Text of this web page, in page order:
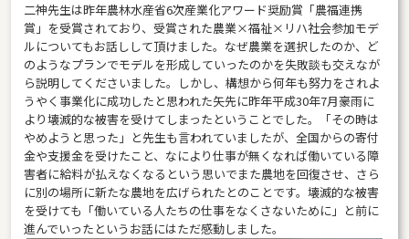
二神先生は昨年農林水産省6次産業化アワード奨励賞「農福連携
賞」を受賞されており、受賞された農業×福祉×リハ社会参加モデ
ルについてもお話しして頂けました。なぜ農業を選択したのか、ど
のようなプランでモデルを形成していったのかを失敗談も交えなが
ら説明してくださいました。しかし、構想から何年も努力をされよ
うやく事業化に成功したと思われた矢先に昨年平成30年7月豪雨に
より壊滅的な被害を受けてしまったということでした。「その時は
やめようと思った」と先生も言われていましたが、全国からの寄付
金や支援金を受けたこと、なにより仕事が無くなれば働いている障
害者に給料が払えなくなるという思いでまた農地を回復させ、さら
に別の場所に新たな農地を広げられたとのことです。壊滅的な被害
を受けても「働いている人たちの仕事をなくさないために」と前に
進んでいったというお話にはただ感動しました。